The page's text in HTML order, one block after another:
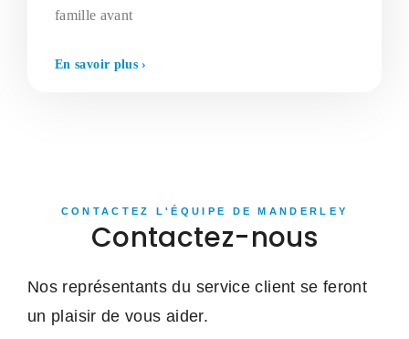
famille avant
En savoir plus ›
CONTACTEZ L'ÉQUIPE DE MANDERLEY
Contactez-nous
Nos représentants du service client se feront
un plaisir de vous aider.